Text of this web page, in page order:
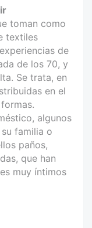
toman como
textiles
de
de los 70, y
Se trata, en
en el
algunos
familia o
paños,
que han
muy íntimos